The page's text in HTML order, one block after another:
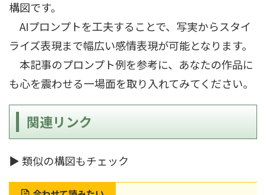
構図です。
AIプロンプトを工夫することで、写実からスタイ
ライズ表現まで幅広い感情表現が可能となります。
本記事のプロンプト例を参考に、あなたの作品に
も心を震わせる一場面を取り入れてみてください。
関連リンク
▶ 類似の構図もチェック